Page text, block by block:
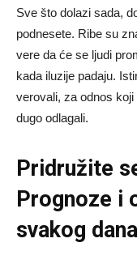
Sve što dolazi sada,
podnesete. Ribe su
vere da će se ljudi
kada iluzije padaju.
verovali, za odnos
dugo odlagali.
Pridružite
Prognoze i
svakog